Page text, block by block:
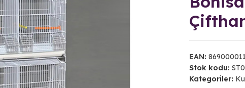
EAN:
Stok kodu:
Kategoriler: